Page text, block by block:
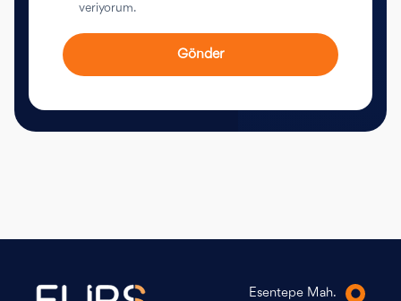
veriyorum.
Gönder
Esentepe Mah.